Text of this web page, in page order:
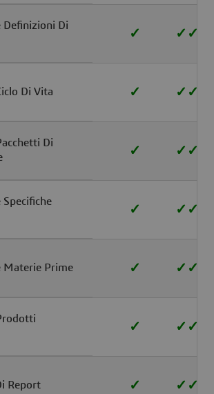
Definizioni Di
✓ ✓ ✓
Di Vita ✓ ✓ ✓
Di
✓ ✓ ✓
Specifiche
✓ ✓ ✓
Materie Prime ✓ ✓ ✓
✓ ✓ ✓
Report ✓ ✓ ✓